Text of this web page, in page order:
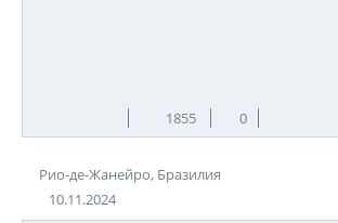
1855 0
Рио-де-Жанейро, Бразилия
10.11.2024